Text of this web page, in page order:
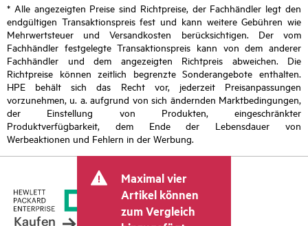
* Alle angezeigten Preise sind Richtpreise, der Fachhändler legt den
endgültigen Transaktionspreis fest und kann weitere Gebühren wie
Mehrwertsteuer und Versandkosten berücksichtigen. Der vom
Fachhändler festgelegte Transaktionspreis kann von dem anderer
Fachhändler und dem angezeigten Richtpreis abweichen. Die
Richtpreise können zeitlich begrenzte Sonderangebote enthalten.
HPE behält sich das Recht vor, jederzeit Preisanpassungen
vorzunehmen, u. a. aufgrund von sich ändernden Marktbedingungen,
der Einstellung von Produkten, eingeschränkter
Produktverfügbarkeit, dem Ende der Lebensdauer von
Werbeaktionen und Fehlern in der Werbung.
Maximal vier
Artikel können
zum Vergleich
Kaufen